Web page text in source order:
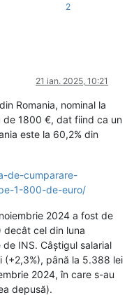
2
21 ian. 2025, 10:21
Romania, nominal la
de 1800 €, dat fiind ca un
este la 60,2% din
de-cumparare-
1-800-de-euro/
2024 a fost de
decât cel din luna
INS. Câştigul salarial
(+2,3%), până la 5.388 lei
2024, în care s-au
depusă).